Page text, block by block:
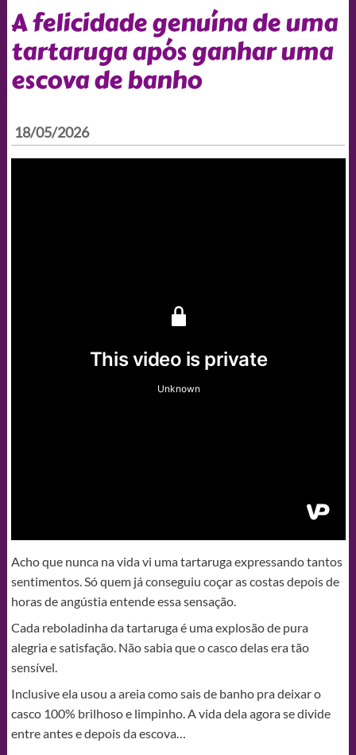
A felicidade genuína de uma
tartaruga após ganhar uma
escova de banho
18/05/2026
Acho que nunca na vida vi uma tartaruga expressando tantos
sentimentos. Só quem já conseguiu coçar as costas depois de
horas de angústia entende essa sensação.
Cada reboladinha da tartaruga é uma explosão de pura
alegria e satisfação. Não sabia que o casco delas era tão
sensível.
Inclusive ela usou a areia como sais de banho pra deixar o
casco 100% brilhoso e limpinho. A vida dela agora se divide
entre antes e depois da escova…